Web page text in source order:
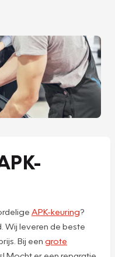
APK-keuring?
Wij leveren de beste
Bij een grote